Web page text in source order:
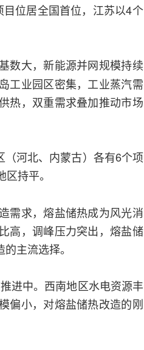
位居全国首位，江苏以4个
数大，新能源并网规模持续
工业园区密集，工业蒸汽需
热，双重需求叠加推动市场
河北、内蒙古）各有6个项
持平。
需求，熔盐储热成为风光消
高，调峰压力突出，熔盐储
主流选择。
进中。西南地区水电资源丰
偏小，对熔盐储热改造的刚